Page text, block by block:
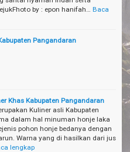
by : epon hanifah…
Baca
Pangandaran
Khas Kabupaten Pangandaran
Kuliner asli Kabupaten
dalam hal minuman honje laka
pohon honje bedanya dengan
Warna yang di hasilkan dari jus
lengkap